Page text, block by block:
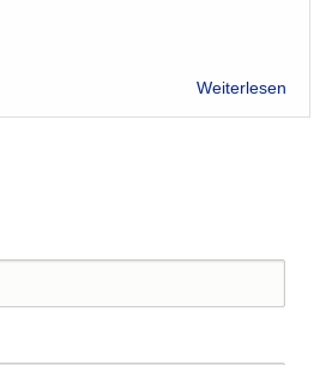
Weiterlesen